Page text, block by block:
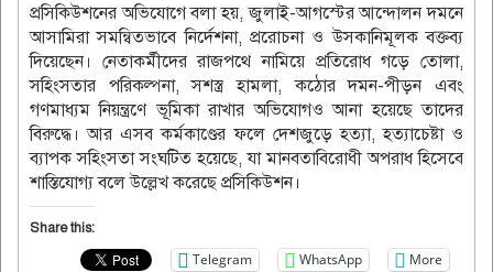
প্রসিকিউশনের অভিযোগে বলা হয়, জুলাই-আগস্টের আন্দোলন দমনে
আসামিরা সমন্বিতভাবে নির্দেশনা, প্ররোচনা ও উসকানিমূলক বক্তব্য
দিয়েছেন। নেতাকর্মীদের রাজপথে নামিয়ে প্রতিরোধ গড়ে তোলা,
সহিংসতার পরিকল্পনা, সশস্ত্র হামলা, কঠোর দমন-পীড়ন এবং
গণমাধ্যম নিয়ন্ত্রণে ভূমিকা রাখার অভিযোগও আনা হয়েছে তাদের
বিরুদ্ধে। আর এসব কর্মকাণ্ডের ফলে দেশজুড়ে হত্যা, হত্যাচেষ্টা ও
ব্যাপক সহিংসতা সংঘটিত হয়েছে, যা মানবতাবিরোধী অপরাধ হিসেবে
শাস্তিযোগ্য বলে উল্লেখ করেছে প্রসিকিউশন।
Share this:
Telegram WhatsApp More